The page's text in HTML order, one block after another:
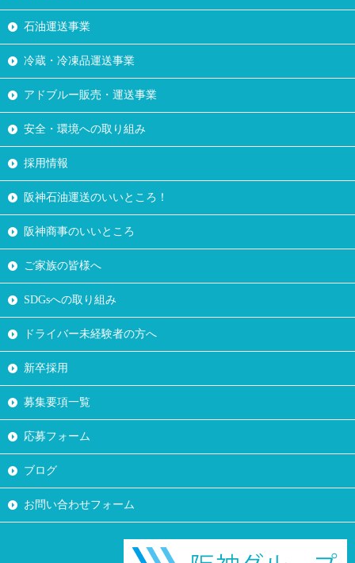
石油運送事業
冷蔵・冷凍品運送事業
アドブルー販売・運送事業
安全・環境への取り組み
採用情報
阪神石油運送のいいところ！
阪神商事のいいところ
ご家族の皆様へ
SDGsへの取り組み
ドライバー未経験者の方へ
新卒採用
募集要項一覧
応募フォーム
ブログ
お問い合わせフォーム